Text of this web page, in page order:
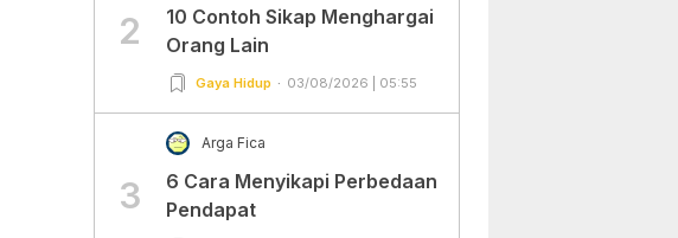
2
10 Contoh Sikap Menghargai
Orang Lain
Gaya Hidup 03/08/2026 | 05:55
3
Arga Fica
6 Cara Menyikapi Perbedaan
Pendapat